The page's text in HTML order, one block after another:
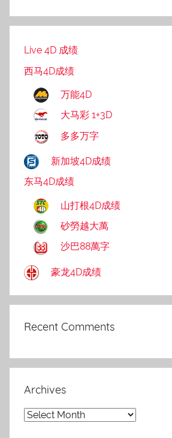
Live 4D 成绩
西马4D成绩
万能4D
大马彩 1+3D
多多万字
新加坡4D成绩
东马4D成绩
山打根4D成绩
砂勞越大萬
沙巴88萬字
豪龙4D成绩
Recent Comments
Archives
Archives